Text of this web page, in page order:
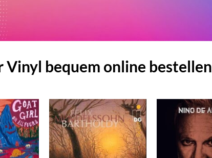
Vinyl bequem online bestellen